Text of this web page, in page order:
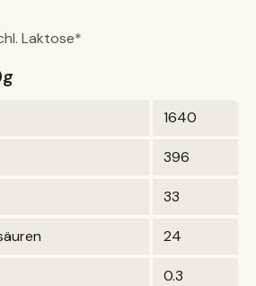
Laktose*
1640
396
33
24
0.3